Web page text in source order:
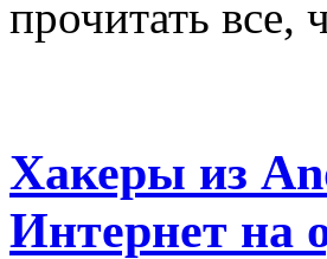
прочитать
Хакеры из
Интернет на